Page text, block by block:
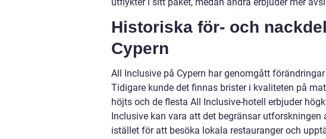
Historiska för- och
Cypern
All Inclusive på Cypern har genomgått
Tidigare kunde det finnas brister i kvaliteten på
höjts och de flesta All Inclusive-hotell erbjuder
Inclusive kan vara att det begränsar
istället för att besöka lokala restauranger och